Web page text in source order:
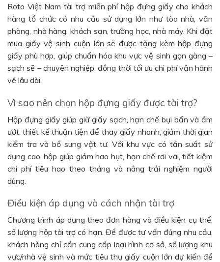
Roto Việt Nam tài trợ miễn phí hộp đựng giấy cho khách
hàng tổ chức có nhu cầu sử dụng lớn như tòa nhà, văn
phòng, nhà hàng, khách sạn, trường học, nhà máy. Khi đặt
mua giấy vệ sinh cuộn lớn sẽ được tặng kèm hộp đựng
giấy phù hợp, giúp chuẩn hóa khu vực vệ sinh gọn gàng –
sạch sẽ – chuyên nghiệp, đồng thời tối ưu chi phí vận hành
về lâu dài.
Vì sao nên chọn hộp đựng giấy được tài trợ?
Hộp đựng giấy giúp giữ giấy sạch, hạn chế bụi bẩn và ẩm
ướt; thiết kế thuận tiện để thay giấy nhanh, giảm thời gian
kiểm tra và bổ sung vật tư. Với khu vực có tần suất sử
dụng cao, hộp giúp giảm hao hụt, hạn chế rơi vãi, tiết kiệm
chi phí tiêu hao theo tháng và nâng trải nghiệm người
dùng.
Điều kiện áp dụng và cách nhận tài trợ
Chương trình áp dụng theo đơn hàng và điều kiện cụ thể,
số lượng hộp tài trợ có hạn. Để được tư vấn đúng nhu cầu,
khách hàng chỉ cần cung cấp loại hình cơ sở, số lượng khu
vực/nhà vệ sinh và mức tiêu thụ giấy cuộn lớn dự kiến để